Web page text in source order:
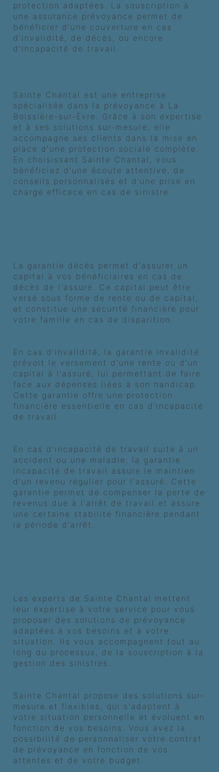
protection adaptées. La souscription à
une assurance prévoyance permet de
bénéficier d'une couverture en cas
d'invalidité, de décès, ou encore
d'incapacité de travail.
Sainte Chantal est une entreprise
spécialisée dans la prévoyance à La
Boissière-sur-Èvre. Grâce à son expertise
et à ses solutions sur-mesure, elle
accompagne ses clients dans la mise en
place d'une protection sociale complète.
En choisissant Sainte Chantal, vous
bénéficiez d'une écoute attentive, de
conseils personnalisés et d'une prise en
charge efficace en cas de sinistre.
La garantie décès permet d'assurer un
capital à vos bénéficiaires en cas de
décès de l'assuré. Ce capital peut être
versé sous forme de rente ou de capital,
et constitue une sécurité financière pour
votre famille en cas de disparition.
En cas d'invalidité, la garantie invalidité
prévoit le versement d'une rente ou d'un
capital à l'assuré, lui permettant de faire
face aux dépenses liées à son handicap.
Cette garantie offre une protection
financière essentielle en cas d'incapacité
de travail.
En cas d'incapacité de travail suite à un
accident ou une maladie, la garantie
incapacité de travail assure le maintien
d'un revenu régulier pour l'assuré. Cette
garantie permet de compenser la perte de
revenus due à l'arrêt de travail et assure
une certaine stabilité financière pendant
la période d'arrêt.
Les experts de Sainte Chantal mettent
leur expertise à votre service pour vous
proposer des solutions de prévoyance
adaptées à vos besoins et à votre
situation. Ils vous accompagnent tout au
long du processus, de la souscription à la
gestion des sinistres.
Sainte Chantal propose des solutions sur-
mesure et flexibles, qui s'adaptent à
votre situation personnelle et évoluent en
fonction de vos besoins. Vous avez la
possibilité de personnaliser votre contrat
de prévoyance en fonction de vos
attentes et de votre budget.